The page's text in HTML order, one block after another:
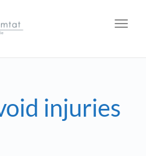
injuries